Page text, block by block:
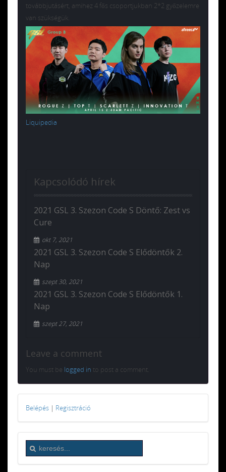
továbbjutásért, amihez 4 fős csoportjukban 2*2 győzelemre
van szükségük.
Liquipedia
Kapcsolódó hírek
2021 GSL 3. Szezon Code S Döntő: Zest vs
Cure
okt 7, 2021
2021 GSL 3. Szezon Code S Elődöntők 2.
Nap
szept 30, 2021
2021 GSL 3. Szezon Code S Elődöntők 1.
Nap
szept 27, 2021
Leave a comment
You must be logged in to post a comment.
Belépés | Regisztráció